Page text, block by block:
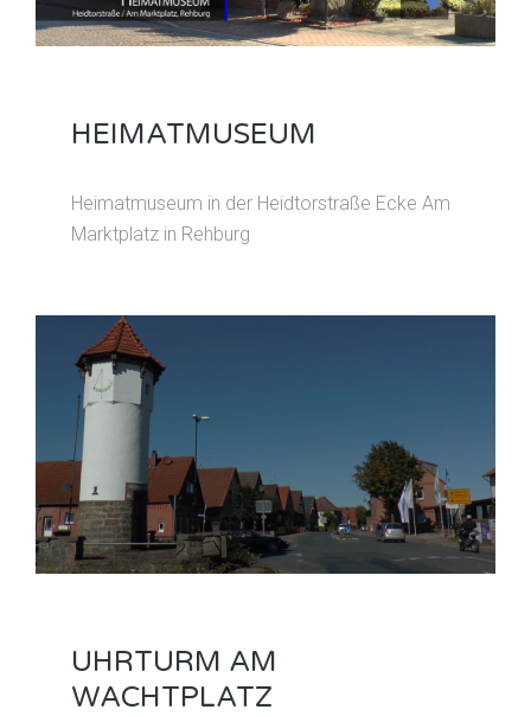
HEIMATMUSEUM
Heimatmuseum in der Heidtorstraße Ecke Am
Marktplatz in Rehburg
UHRTURM AM
WACHTPLATZ